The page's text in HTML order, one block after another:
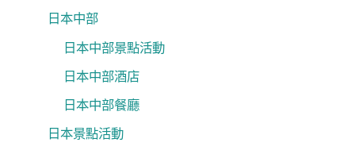
日本中部
日本中部景點活動
日本中部酒店
日本中部餐廳
日本景點活動